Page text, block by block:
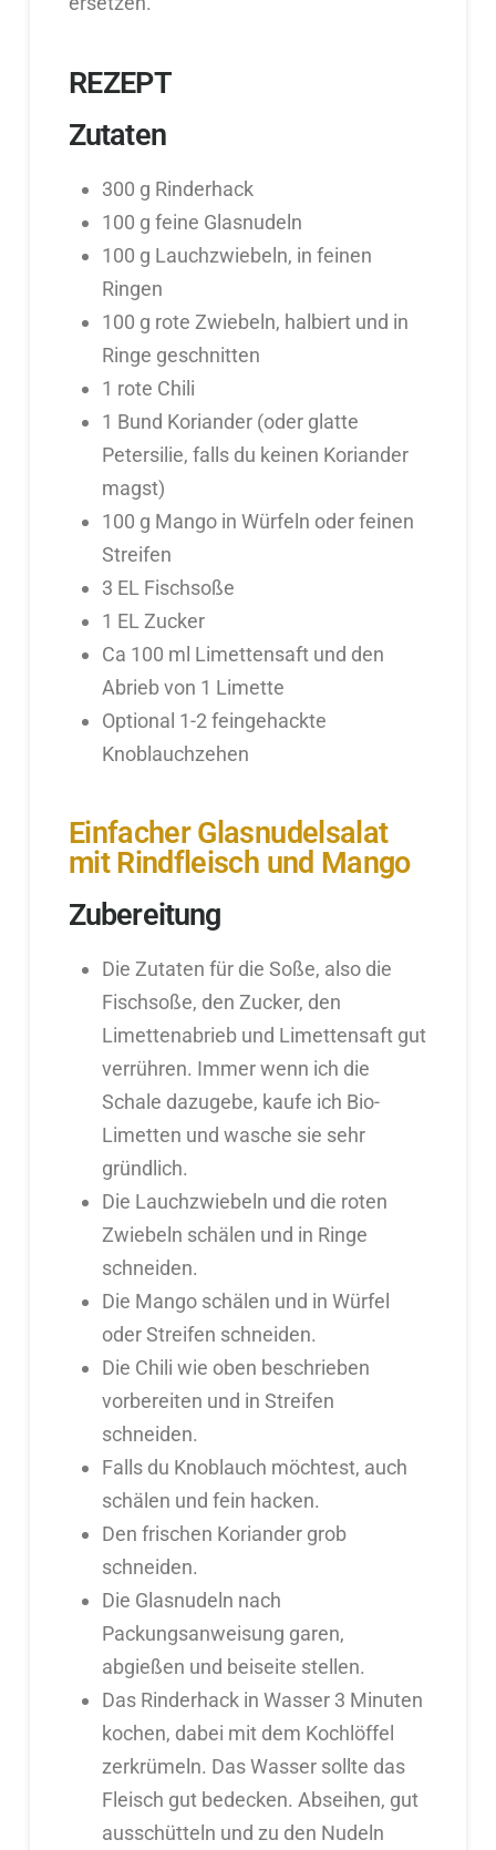
REZEPT
Zutaten
300 g Rinderhack
100 g feine Glasnudeln
100 g Lauchzwiebeln, in feinen
Ringen
100 g rote Zwiebeln, halbiert und in
Ringe geschnitten
1 rote Chili
1 Bund Koriander (oder glatte
Petersilie, falls du keinen Koriander
magst)
100 g Mango in Würfeln oder feinen
Streifen
3 EL Fischsoße
1 EL Zucker
Ca 100 ml Limettensaft und den
Abrieb von 1 Limette
Optional 1-2 feingehackte
Knoblauchzehen
Einfacher Glasnudelsalat
mit Rindfleisch und Mango
Zubereitung
Die Zutaten für die Soße, also die
Fischsoße, den Zucker, den
Limettenabrieb und Limettensaft gut
verrühren. Immer wenn ich die
Schale dazugebe, kaufe ich Bio-
Limetten und wasche sie sehr
gründlich.
Die Lauchzwiebeln und die roten
Zwiebeln schälen und in Ringe
schneiden.
Die Mango schälen und in Würfel
oder Streifen schneiden.
Die Chili wie oben beschrieben
vorbereiten und in Streifen
schneiden.
Falls du Knoblauch möchtest, auch
schälen und fein hacken.
Den frischen Koriander grob
schneiden.
Die Glasnudeln nach
Packungsanweisung garen,
abgießen und beiseite stellen.
Das Rinderhack in Wasser 3 Minuten
kochen, dabei mit dem Kochlöffel
zerkrümeln. Das Wasser sollte das
Fleisch gut bedecken. Abseihen, gut
ausschütteln und zu den Nudeln